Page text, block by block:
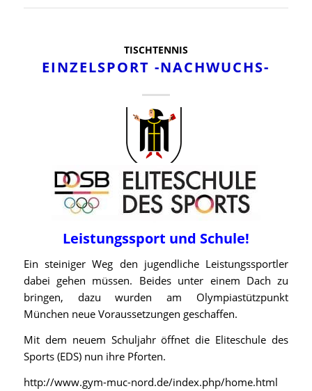
TISCHTENNIS
EINZELSPORT -NACHWUCHS-
Leistungssport und Schule!
Ein steiniger Weg den jugendliche Leistungssportler
dabei gehen müssen. Beides unter einem Dach zu
bringen, dazu wurden am Olympiastützpunkt
München neue Voraussetzungen geschaffen.
Mit dem neuem Schuljahr öffnet die Eliteschule des
Sports (EDS) nun ihre Pforten.
http://www.gym-muc-nord.de/index.php/home.html